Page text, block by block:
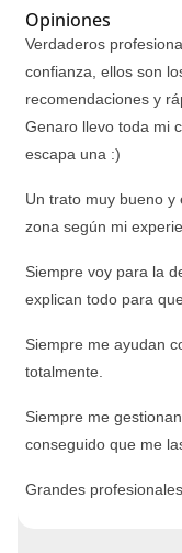
Opiniones
Verdaderos
confianza, ellos son
recomendaciones y
Genaro llevo toda mi
escapa una :)
Un trato muy bueno
zona según mi
Siempre voy para la
explican todo para
Siempre me ayudan
totalmente.
Siempre me
conseguido que me
Grandes